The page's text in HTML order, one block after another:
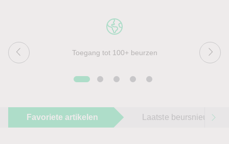
Toegang tot 100+ beurzen
Favoriete artikelen Laatste beursnieuws